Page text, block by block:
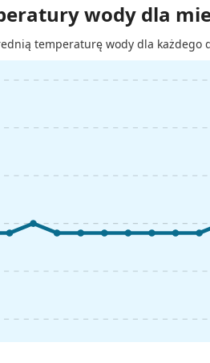
wody dla
temperaturę wody dla